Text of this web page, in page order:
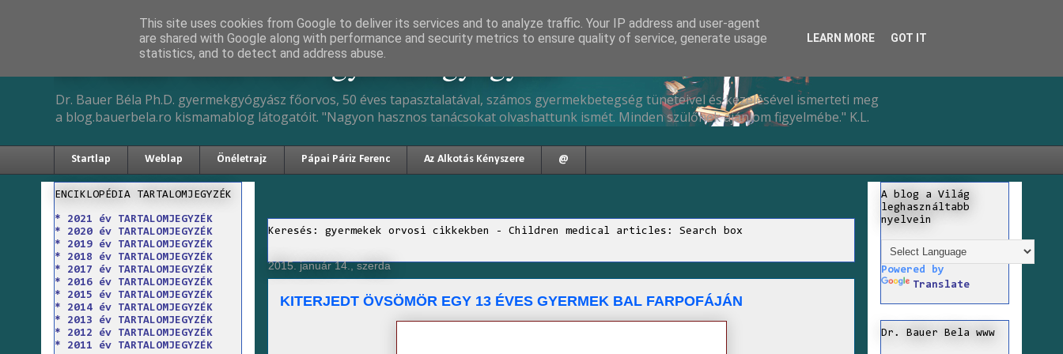
Dr. Bauer Béla Ph.D. gyermekgyógyász
Dr. Bauer Béla Ph.D. gyermekgyógyász főorvos, 50 éves tapasztalatával, számos gyermekbetegség tüneteivel és kezelésével ismerteti meg
a blog.bauerbela.ro kismamablog látogatóit. "Nagyon hasznos tanácsokat olvashattunk ismét. Minden szülőnek ajánlom figyelmébe." K.L.
Startlap Weblap Önéletrajz Pápai Páriz Ferenc Az Alkotás Kényszere @
Keresés: gyermekek orvosi cikkekben - Children medical articles: Search box
2015. január 14., szerda
KITERJEDT ÖVSÖMÖR EGY 13 ÉVES GYERMEK BAL FARPOFÁJÁN
ENCIKLOPÉDIA TARTALOMJEGYZÉK
* 2021 év TARTALOMJEGYZÉK
* 2020 év TARTALOMJEGYZÉK
* 2019 év TARTALOMJEGYZÉK
* 2018 év TARTALOMJEGYZÉK
* 2017 év TARTALOMJEGYZÉK
* 2016 év TARTALOMJEGYZÉK
* 2015 év TARTALOMJEGYZÉK
* 2014 év TARTALOMJEGYZÉK
* 2013 év TARTALOMJEGYZÉK
* 2012 év TARTALOMJEGYZÉK
* 2011 év TARTALOMJEGYZÉK
A blog a Világ
leghasználtabb
nyelvein
Powered by
Translate
Dr. Bauer Bela www
This site uses cookies from Google to deliver its services and to analyze traffic. Your IP address and user-agent
are shared with Google along with performance and security metrics to ensure quality of service, generate usage
statistics, and to detect and address abuse.
LEARN MORE GOT IT